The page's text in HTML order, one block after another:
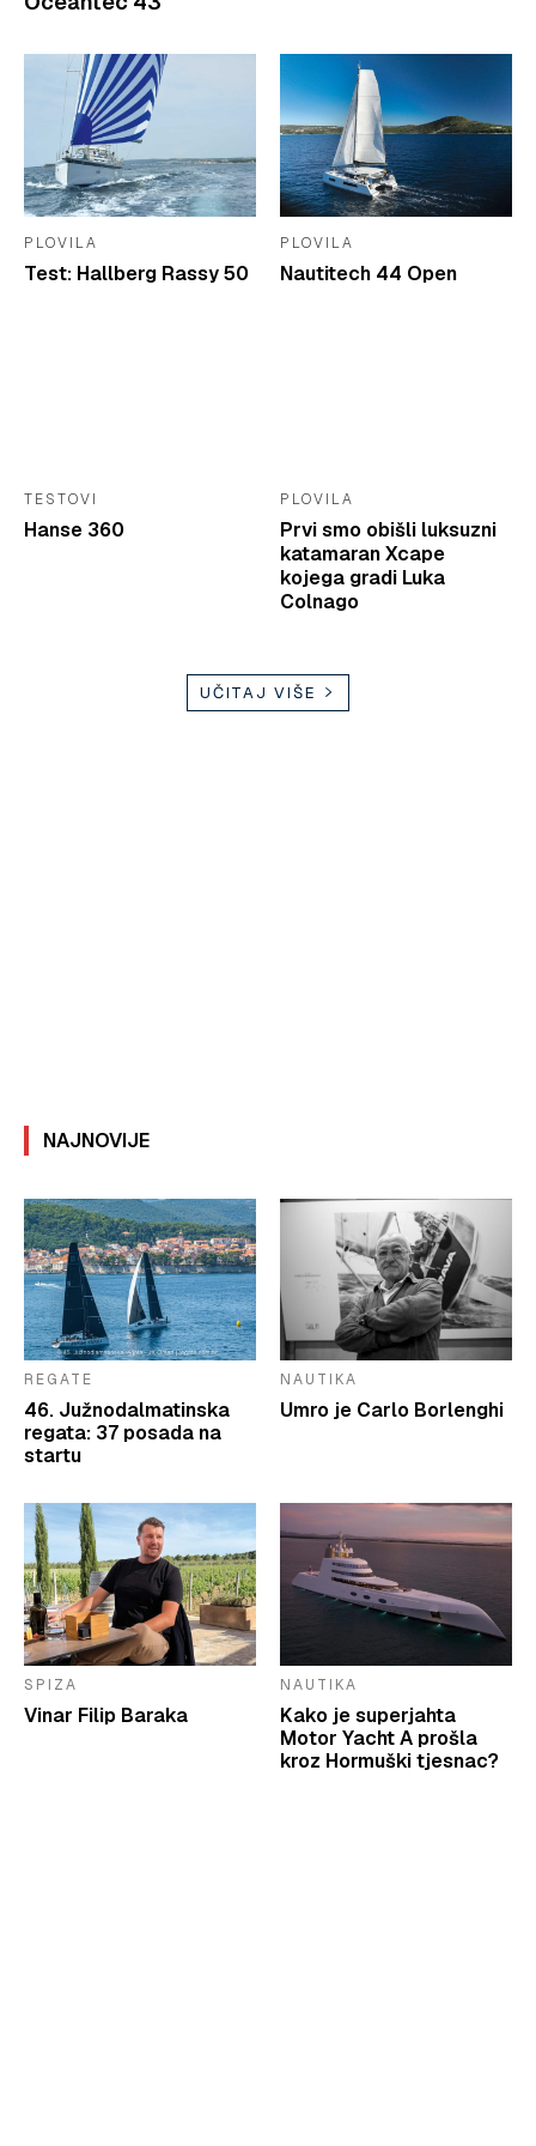
PLOVILA
Test: Hallberg Rassy 50
PLOVILA
Nautitech 44 Open
TESTOVI
Hanse 360
PLOVILA
Prvi smo obišli luksuzni
katamaran Xcape
kojega gradi Luka
Colnago
UČITAJ VIŠE
NAJNOVIJE
REGATE
46. Južnodalmatinska
regata: 37 posada na
startu
NAUTIKA
Umro je Carlo Borlenghi
SPIZA
Vinar Filip Baraka
NAUTIKA
Kako je superjahta
Motor Yacht A prošla
kroz Hormuški tjesnac?